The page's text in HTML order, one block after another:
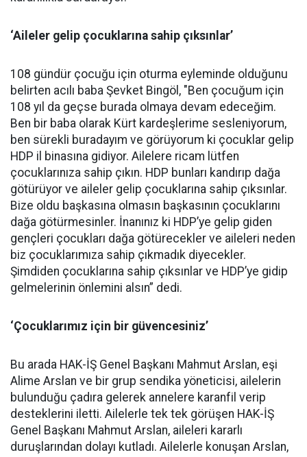
‘Aileler gelip çocuklarına sahip çıksınlar’
108 gündür çocuğu için oturma eyleminde olduğunu
belirten acılı baba Şevket Bingöl, "Ben çocuğum için
108 yıl da geçse burada olmaya devam edeceğim.
Ben bir baba olarak Kürt kardeşlerime sesleniyorum,
ben sürekli buradayım ve görüyorum ki çocuklar gelip
HDP il binasına gidiyor. Ailelere ricam lütfen
çocuklarınıza sahip çıkın. HDP bunları kandırıp dağa
götürüyor ve aileler gelip çocuklarına sahip çıksınlar.
Bize oldu başkasına olmasın başkasının çocuklarını
dağa götürmesinler. İnanınız ki HDP’ye gelip giden
gençleri çocukları dağa götürecekler ve aileleri neden
biz çocuklarımıza sahip çıkmadık diyecekler.
Şimdiden çocuklarına sahip çıksınlar ve HDP’ye gidip
gelmelerinin önlemini alsın” dedi.
‘Çocuklarımız için bir güvencesiniz’
Bu arada HAK-İŞ Genel Başkanı Mahmut Arslan, eşi
Alime Arslan ve bir grup sendika yöneticisi, ailelerin
bulunduğu çadıra gelerek annelere karanfil verip
desteklerini iletti. Ailelerle tek tek görüşen HAK-İŞ
Genel Başkanı Mahmut Arslan, aileleri kararlı
duruşlarından dolayı kutladı. Ailelerle konuşan Arslan,